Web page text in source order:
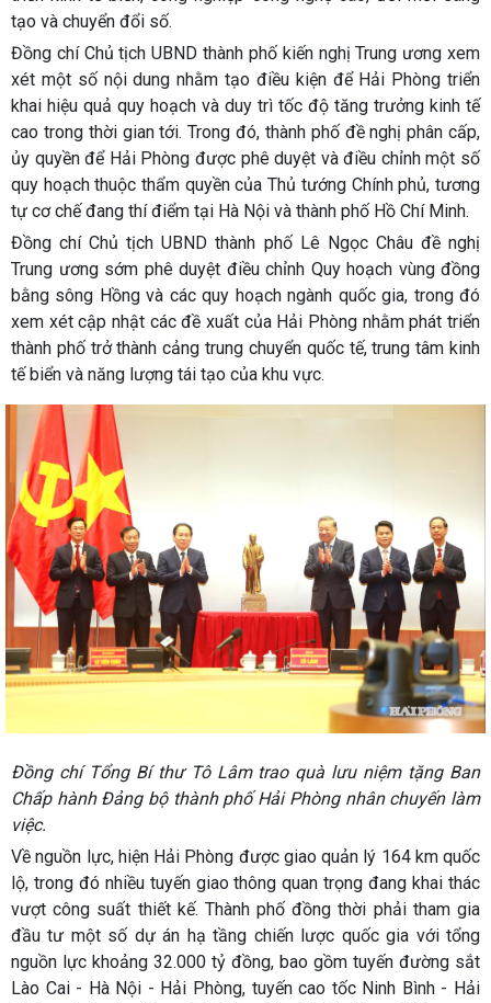
tạo và chuyển đổi số.
Đồng chí Chủ tịch UBND thành phố kiến nghị Trung ương xem
xét một số nội dung nhằm tạo điều kiện để Hải Phòng triển
khai hiệu quả quy hoạch và duy trì tốc độ tăng trưởng kinh tế
cao trong thời gian tới. Trong đó, thành phố đề nghị phân cấp,
ủy quyền để Hải Phòng được phê duyệt và điều chỉnh một số
quy hoạch thuộc thẩm quyền của Thủ tướng Chính phủ, tương
tự cơ chế đang thí điểm tại Hà Nội và thành phố Hồ Chí Minh.
Đồng chí Chủ tịch UBND thành phố Lê Ngọc Châu đề nghị
Trung ương sớm phê duyệt điều chỉnh Quy hoạch vùng đồng
bằng sông Hồng và các quy hoạch ngành quốc gia, trong đó
xem xét cập nhật các đề xuất của Hải Phòng nhằm phát triển
thành phố trở thành cảng trung chuyển quốc tế, trung tâm kinh
tế biển và năng lượng tái tạo của khu vực.
Đồng chí Tổng Bí thư Tô Lâm trao quà lưu niệm tặng Ban
Chấp hành Đảng bộ thành phố Hải Phòng nhân chuyến làm
việc.
Về nguồn lực, hiện Hải Phòng được giao quản lý 164 km quốc
lộ, trong đó nhiều tuyến giao thông quan trọng đang khai thác
vượt công suất thiết kế. Thành phố đồng thời phải tham gia
đầu tư một số dự án hạ tầng chiến lược quốc gia với tổng
nguồn lực khoảng 32.000 tỷ đồng, bao gồm tuyến đường sắt
Lào Cai - Hà Nội - Hải Phòng, tuyến cao tốc Ninh Bình - Hải